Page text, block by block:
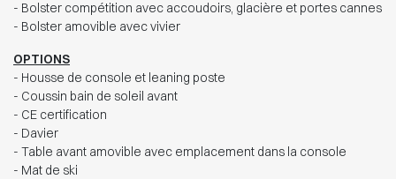
- Bolster compétition avec accoudoirs, glacière et portes cannes
- Bolster amovible avec vivier
OPTIONS
- Housse de console et leaning poste
- Coussin bain de soleil avant
- CE certification
- Davier
- Table avant amovible avec emplacement dans la console
- Mat de ski